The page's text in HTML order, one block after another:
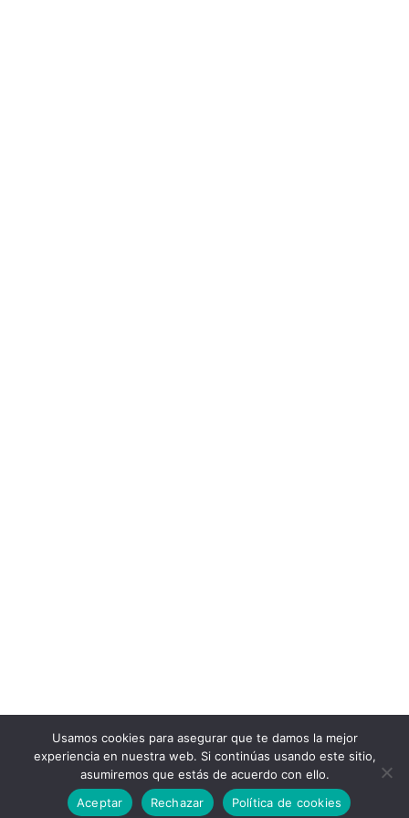
Usamos cookies para asegurar que te damos la mejor
experiencia en nuestra web. Si continúas usando este sitio,
asumiremos que estás de acuerdo con ello.
Aceptar
Rechazar Política de cookies